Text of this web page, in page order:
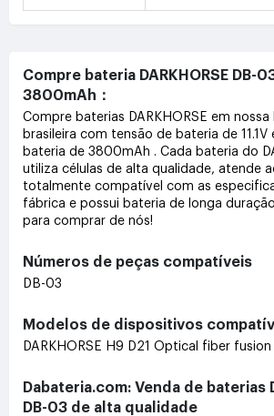
Compre bateria DARKHORSE DB-03
3800mAh：
Compre baterias DARKHORSE em nossa
brasileira com tensão de bateria de
bateria de 3800mAh . Cada bateria do
utiliza células de alta qualidade, atende
totalmente compatível com as
fábrica e possui bateria de longa
para comprar de nós!
Números de peças compatíveis
DB-03
Modelos de dispositivos
DARKHORSE H9 D21 Optical fiber
Dabateria.com: Venda de baterias
DB-03 de alta qualidade